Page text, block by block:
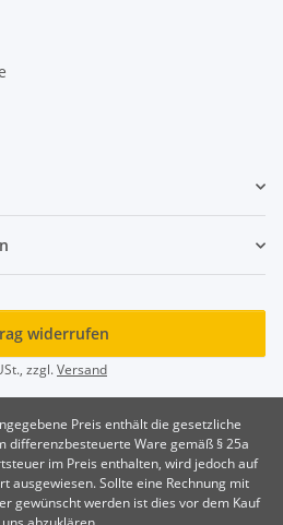
widerrufen
zzgl.Versand
Preis enthält die gesetzliche
differenzbesteuerte Ware gemäß § 25a
im Preis enthalten, wird jedoch auf
ausgewiesen. Sollte eine Rechnung mit
gewünscht werden ist dies vor dem Kauf